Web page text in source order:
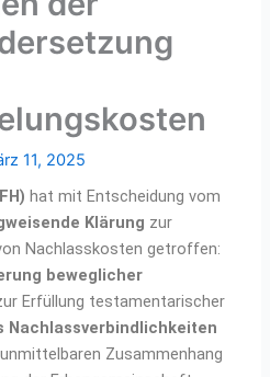
11, 2025
hat mit Entscheidung vom
Klärung zur
Nachlasskosten getroffen:
beweglicher
Erfüllung testamentarischer
Nachlassverbindlichkeiten
Zusammenhang